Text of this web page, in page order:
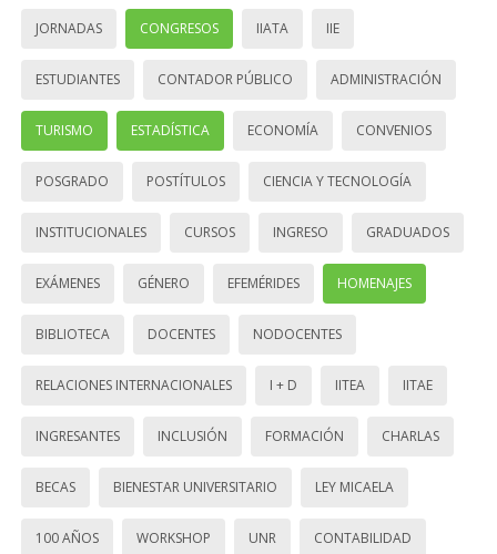
JORNADAS CONGRESOS IIATA IIE
ESTUDIANTES CONTADOR PÚBLICO ADMINISTRACIÓN
TURISMO ESTADÍSTICA ECONOMÍA CONVENIOS
POSGRADO POSTÍTULOS CIENCIA Y TECNOLOGÍA
INSTITUCIONALES CURSOS INGRESO GRADUADOS
EXÁMENES GÉNERO EFEMÉRIDES HOMENAJES
BIBLIOTECA DOCENTES NODOCENTES
RELACIONES INTERNACIONALES I + D IITEA IITAE
INGRESANTES INCLUSIÓN FORMACIÓN CHARLAS
BECAS BIENESTAR UNIVERSITARIO LEY MICAELA
100 AÑOS WORKSHOP UNR CONTABILIDAD